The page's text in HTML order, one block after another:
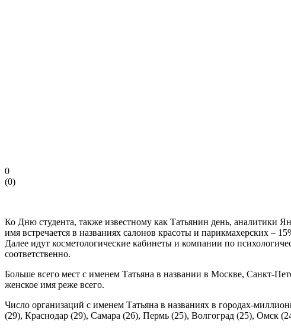
0
(0)
Ко Дню студента, также известному как Татьянин день, аналитики
имя встречается в названиях салонов красоты и парикмахерских –
Далее идут косметологические кабинеты и компании по
соответственно.
Больше всего мест с именем Татьяна в названии в Москве, Санкт-
женское имя реже всего.
Число организаций с именем Татьяна в названиях в городах-
(29), Краснодар (29), Самара (26), Пермь (25), Волгоград (25), Омск